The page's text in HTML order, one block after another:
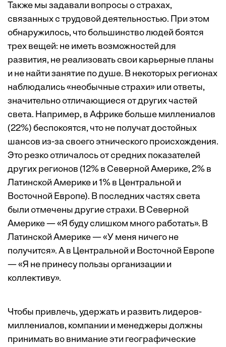
Также мы задавали вопросы о страхах,
связанных с трудовой деятельностью. При этом
обнаружилось, что большинство людей боятся
трех вещей: не иметь возможностей для
развития, не реализовать свои карьерные планы
и не найти занятие по душе. В некоторых регионах
наблюдались «необычные страхи» или ответы,
значительно отличающиеся от других частей
света. Например, в Африке больше миллениалов
(22%) беспокоятся, что не получат достойных
шансов из-за своего этнического происхождения.
Это резко отличалось от средних показателей
других регионов (12% в Северной Америке, 2% в
Латинской Америке и 1% в Центральной и
Восточной Европе). В последних частях света
были отмечены другие страхи. В Северной
Америке — «Я буду слишком много работать». В
Латинской Америке — «У меня ничего не
получится». А в Центральной и Восточной Европе
— «Я не принесу пользы организации и
коллективу».
Чтобы привлечь, удержать и развить лидеров-
миллениалов, компании и менеджеры должны
принимать во внимание эти географические